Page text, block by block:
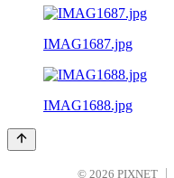
IMAG1687.jpg
IMAG1688.jpg
© 2026 PIXNET